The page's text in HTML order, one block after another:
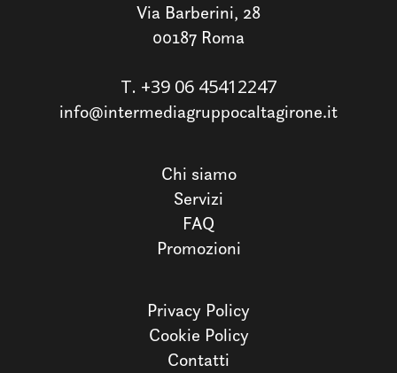
Via Barberini, 28
00187 Roma
T. +39 06 45412247
info@intermediagruppocaltagirone.it
Chi siamo
Servizi
FAQ
Promozioni
Privacy Policy
Cookie Policy
Contatti